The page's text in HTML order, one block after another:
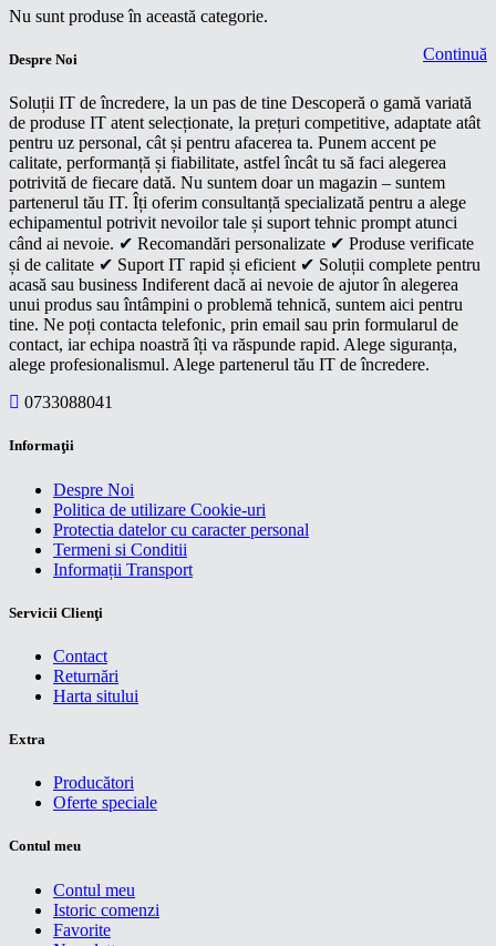
Nu sunt produse în această categorie.
Continuă
Despre Noi
Soluții IT de încredere, la un pas de tine Descoperă o gamă variată
de produse IT atent selecționate, la prețuri competitive, adaptate atât
pentru uz personal, cât și pentru afacerea ta. Punem accent pe
calitate, performanță și fiabilitate, astfel încât tu să faci alegerea
potrivită de fiecare dată. Nu suntem doar un magazin – suntem
partenerul tău IT. Îți oferim consultanță specializată pentru a alege
echipamentul potrivit nevoilor tale și suport tehnic prompt atunci
când ai nevoie. ✔ Recomandări personalizate ✔ Produse verificate
și de calitate ✔ Suport IT rapid și eficient ✔ Soluții complete pentru
acasă sau business Indiferent dacă ai nevoie de ajutor în alegerea
unui produs sau întâmpini o problemă tehnică, suntem aici pentru
tine. Ne poți contacta telefonic, prin email sau prin formularul de
contact, iar echipa noastră îți va răspunde rapid. Alege siguranța,
alege profesionalismul. Alege partenerul tău IT de încredere.
0733088041
Informaţii
Despre Noi
Politica de utilizare Cookie-uri
Protectia datelor cu caracter personal
Termeni si Conditii
Informații Transport
Servicii Clienţi
Contact
Returnări
Harta sitului
Extra
Producători
Oferte speciale
Contul meu
Contul meu
Istoric comenzi
Favorite